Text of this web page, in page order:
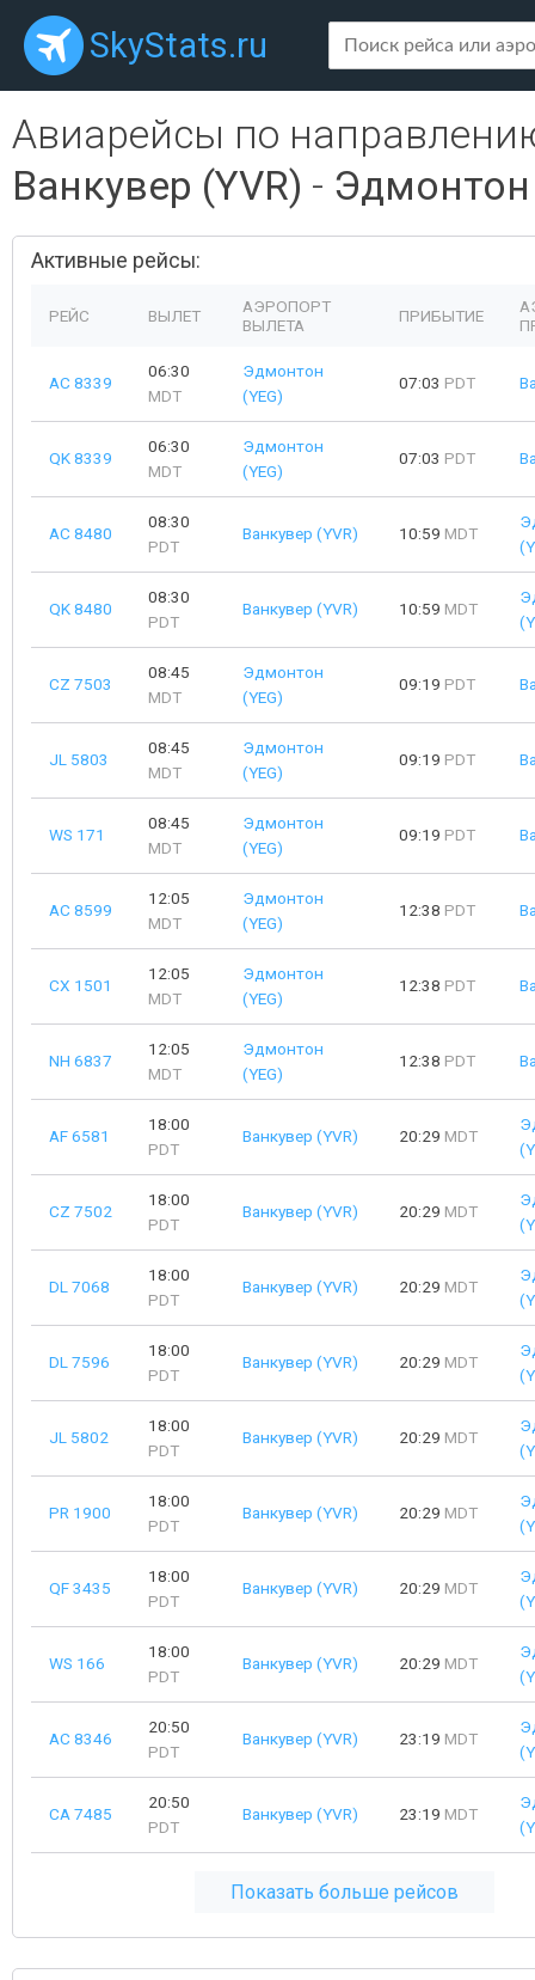
SkyStats.ru
Авиарейсы по
Ванкувер (YVR) - Эдмонтон
Активные рейсы:
РЕЙС ВЫЛЕТ
АЭРОПОРТ
ВЫЛЕТА
ПРИБЫТИЕ
AC 8339
06:30
MDT
Эдмонтон
(YEG)
07:03 PDT
QK 8339
06:30
MDT
Эдмонтон
(YEG)
07:03 PDT
AC 8480
08:30
PDT
Ванкувер (YVR) 10:59 MDT
QK 8480
08:30
PDT
Ванкувер (YVR) 10:59 MDT
CZ 7503
08:45
MDT
Эдмонтон
(YEG)
09:19 PDT
JL 5803
08:45
MDT
Эдмонтон
(YEG)
09:19 PDT
WS 171
08:45
MDT
Эдмонтон
(YEG)
09:19 PDT
AC 8599
12:05
MDT
Эдмонтон
(YEG)
12:38 PDT
CX 1501
12:05
MDT
Эдмонтон
(YEG)
12:38 PDT
NH 6837
12:05
MDT
Эдмонтон
(YEG)
12:38 PDT
AF 6581
18:00
PDT
Ванкувер (YVR) 20:29 MDT
CZ 7502
18:00
PDT
Ванкувер (YVR) 20:29 MDT
DL 7068
18:00
PDT
Ванкувер (YVR) 20:29 MDT
DL 7596
18:00
PDT
Ванкувер (YVR) 20:29 MDT
JL 5802
18:00
PDT
Ванкувер (YVR) 20:29 MDT
PR 1900
18:00
PDT
Ванкувер (YVR) 20:29 MDT
QF 3435
18:00
PDT
Ванкувер (YVR) 20:29 MDT
WS 166
18:00
PDT
Ванкувер (YVR) 20:29 MDT
AC 8346
20:50
PDT
Ванкувер (YVR) 23:19 MDT
CA 7485
20:50
PDT
Ванкувер (YVR) 23:19 MDT
Показать больше рейсов